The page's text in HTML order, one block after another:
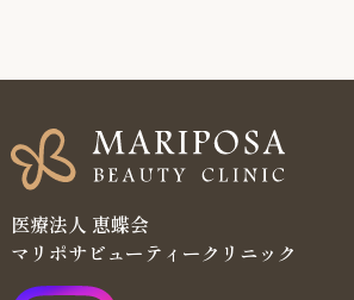
医療法人 恵蝶会
マリポサビューティークリニック